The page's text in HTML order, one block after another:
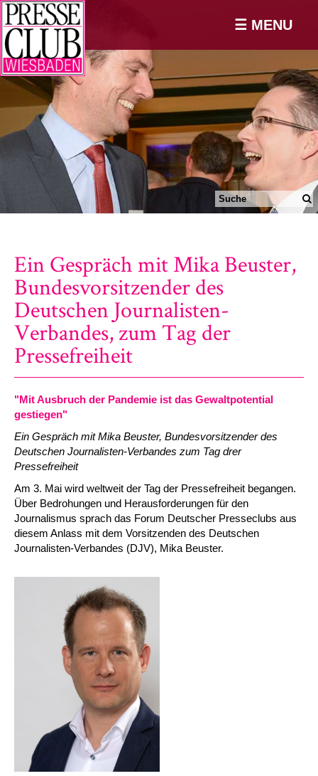
☰ MENU
Ein Gespräch mit Mika Beuster,
Bundesvorsitzender des
Deutschen Journalisten-
Verbandes, zum Tag der
Pressefreiheit
"Mit Ausbruch der Pandemie ist das Gewaltpotential
gestiegen"
Ein Gespräch mit Mika Beuster, Bundesvorsitzender des
Deutschen Journalisten-Verbandes zum Tag drer
Pressefreiheit
Am 3. Mai wird weltweit der Tag der Pressefreiheit begangen.
Über Bedrohungen und Herausforderungen für den
Journalismus sprach das Forum Deutscher Presseclubs aus
diesem Anlass mit dem Vorsitzenden des Deutschen
Journalisten-Verbandes (DJV), Mika Beuster.